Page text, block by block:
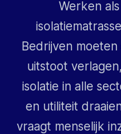
Werken
Bedrijven
uitstoot
isolatie in alle
en utiliteit
vraagt menselijk